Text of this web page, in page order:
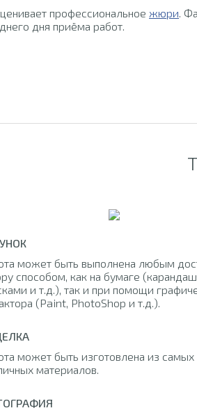
профессиональное жюри.
дня приёма работ.
может быть выполнена любым
способом, как на бумаге
и т.д.), так и при помощи
(Paint, PhotoShop и т.д.).
может быть изготовлена из самых
материалов.